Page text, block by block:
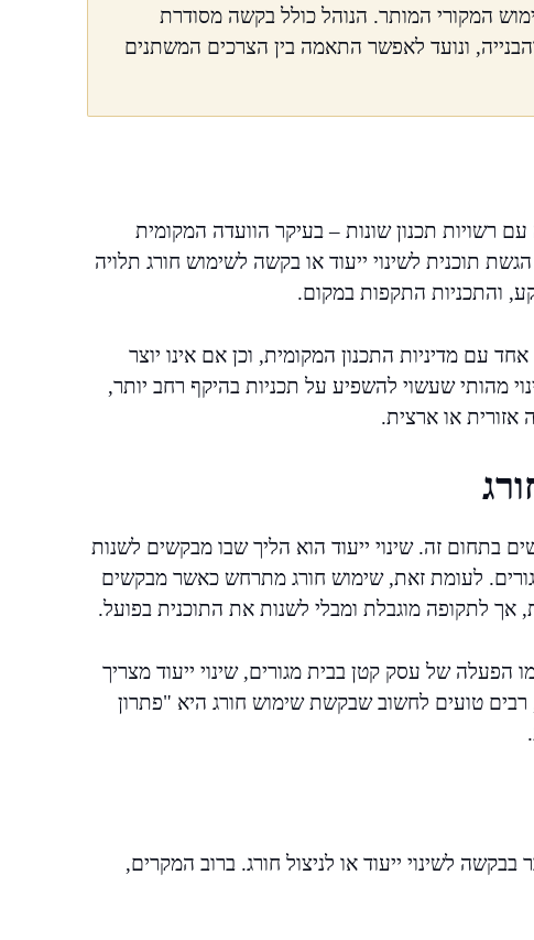
המקורי המותר. הנוהל כולל בקשה מסודרת
ונועד לאפשר התאמה בין הצרכים המשתנים
עם רשויות תכנון שונות – בעיקר הוועדה המקומית
תוכנית לשינוי ייעוד או בקשה לשימוש חורג תלויה
והתכניות התקפות במקום.
עם מדיניות התכנון המקומית, וכן אם אינו יוצר
מהותי שעשוי להשפיע על תכניות בהיקף רחב יותר,
אזורית או ארצית.
בתחום זה. שינוי ייעוד הוא הליך שבו מבקשים לשנות
לעומת זאת, שימוש חורג מתרחש כאשר מבקשים
לתקופה מוגבלת ומבלי לשנות את התוכנית בפועל.
הפעלה של עסק קטן בבית מגורים, שינוי ייעוד מצריך
רבים טועים לחשוב שבקשת שימוש חורג היא "פתרון
לשינוי ייעוד או לניצול חורג. ברוב המקרים,